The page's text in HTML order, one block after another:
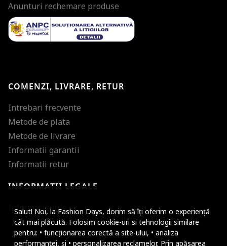
Salut! Noi, la Fashion Days, dorim să îți oferim o experiență
cât mai plăcută. Folosim cookie-uri si tehnologii similare
pentru: • funcționarea corectă a site-ului, • analiza
performanței, și • personalizarea reclamelor. Prin apăsarea
Anunturi rechemare produse
COMENZI, LIVRARE, RETUR
Intrebari frecvente
Metode de plata
Metode de livrare
Informatii garantii
Informatii retur
INFORMATII LEGALE
Informatii utile
Micsoreaza
Mareste spatierea